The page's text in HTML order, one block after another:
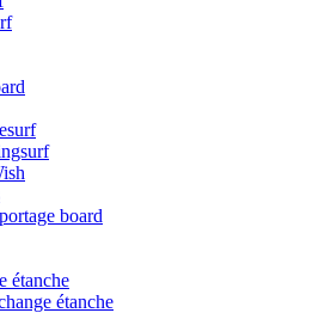
board
étanche
étanche